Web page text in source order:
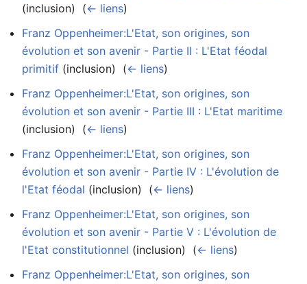
(inclusion) ‎ (← liens)
Franz Oppenheimer:L'Etat, son origines, son
évolution et son avenir - Partie II : L'Etat féodal
primitif (inclusion) ‎ (← liens)
Franz Oppenheimer:L'Etat, son origines, son
évolution et son avenir - Partie III : L'Etat maritime
(inclusion) ‎ (← liens)
Franz Oppenheimer:L'Etat, son origines, son
évolution et son avenir - Partie IV : L'évolution de
l'Etat féodal (inclusion) ‎ (← liens)
Franz Oppenheimer:L'Etat, son origines, son
évolution et son avenir - Partie V : L'évolution de
l'Etat constitutionnel (inclusion) ‎ (← liens)
Franz Oppenheimer:L'Etat, son origines, son